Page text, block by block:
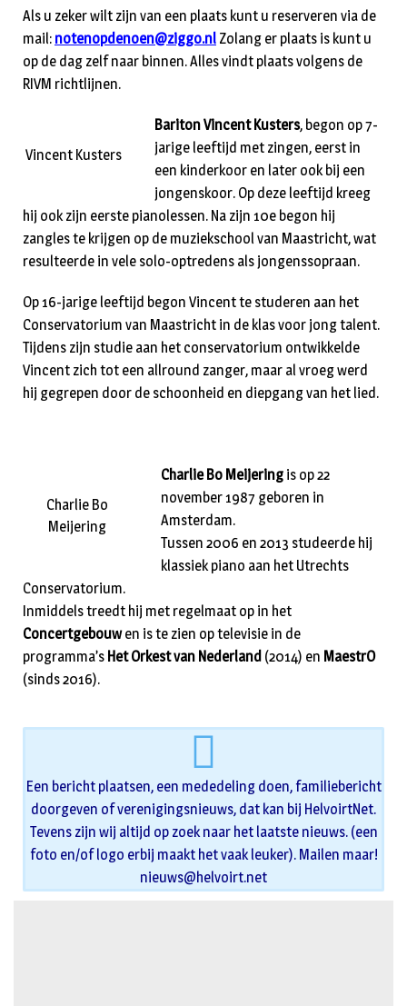
Als u zeker wilt zijn van een plaats kunt u reserveren via de
mail: notenopdenoen@ziggo.nl Zolang er plaats is kunt u
op de dag zelf naar binnen. Alles vindt plaats volgens de
RIVM richtlijnen.
Vincent Kusters
Bariton Vincent Kusters, begon op 7-
jarige leeftijd met zingen, eerst in
een kinderkoor en later ook bij een
jongenskoor. Op deze leeftijd kreeg
hij ook zijn eerste pianolessen. Na zijn 10e begon hij
zangles te krijgen op de muziekschool van Maastricht, wat
resulteerde in vele solo-optredens als jongenssopraan.
Op 16-jarige leeftijd begon Vincent te studeren aan het
Conservatorium van Maastricht in de klas voor jong talent.
Tijdens zijn studie aan het conservatorium ontwikkelde
Vincent zich tot een allround zanger, maar al vroeg werd
hij gegrepen door de schoonheid en diepgang van het lied.
Charlie Bo
Meijering
Charlie Bo Meijering is op 22
november 1987 geboren in
Amsterdam.
Tussen 2006 en 2013 studeerde hij
klassiek piano aan het Utrechts
Conservatorium.
Inmiddels treedt hij met regelmaat op in het
Concertgebouwen is te zien op televisie in de
programma’s Het Orkest van Nederland (2014) en MaestrO
(sinds 2016).
Een bericht plaatsen, een mededeling doen, familiebericht
doorgeven of verenigingsnieuws, dat kan bij HelvoirtNet.
Tevens zijn wij altijd op zoek naar het laatste nieuws. (een
foto en/of logo erbij maakt het vaak leuker). Mailen maar!
nieuws@helvoirt.net